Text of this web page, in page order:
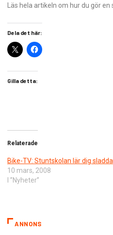
Läs hela artikeln om hur du gör en
Dela det här:
Gilla detta:
Relaterade
Bike-TV: Stuntskolan lär dig sladda
10 mars, 2008
I ”Nyheter”
ANNONS